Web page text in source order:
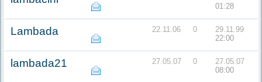
01:28
Lambada 22.11.06 0
29.11.99
22:00
lambada21 27.05.07 0
27.05.07
08:00